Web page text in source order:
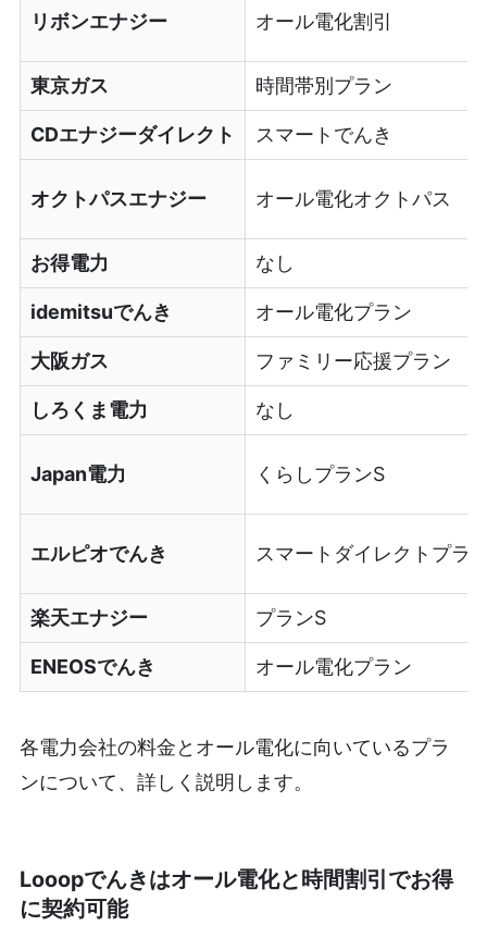
リボンエナジー オール電化割引
東京ガス 時間帯別プラン
CDエナジーダイレクト スマートでんき
オクトパスエナジー オール電化オクトパス
お得電力 なし
idemitsuでんき オール電化プラン
大阪ガス ファミリー応援プラン
しろくま電力 なし
Japan電力 くらしプランS
エルピオでんき スマートダイレクトプラ
楽天エナジー プランS
ENEOSでんき オール電化プラン
各電力会社の料金とオール電化に向いているプラ
ンについて、詳しく説明します。
Looopでんきはオール電化と時間割引でお得
に契約可能